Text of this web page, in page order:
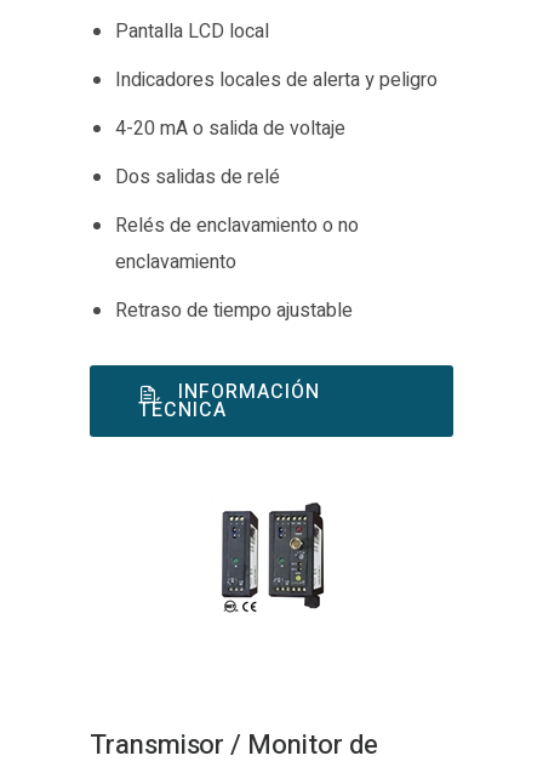
Pantalla LCD local
Indicadores locales de alerta y peligro
4-20 mA o salida de voltaje
Dos salidas de relé
Relés de enclavamiento o no
enclavamiento
Retraso de tiempo ajustable
INFORMACIÓN
TÉCNICA
Transmisor / Monitor de